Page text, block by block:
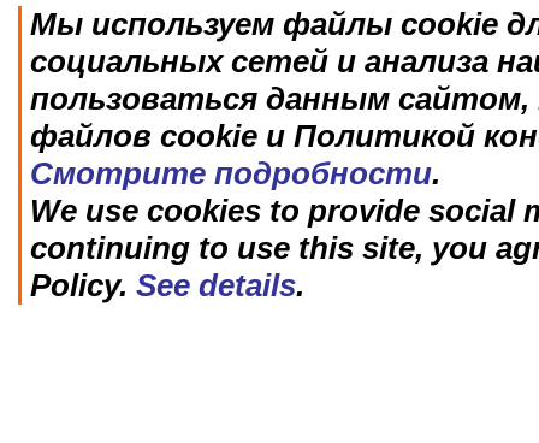
Мы используем файлы cookie
социальных сетей и анализа
пользоваться данным
файлов cookie и Политикой
Смотрите подробности.
We use cookies to provide social
continuing to use this site, you
Policy. See details.